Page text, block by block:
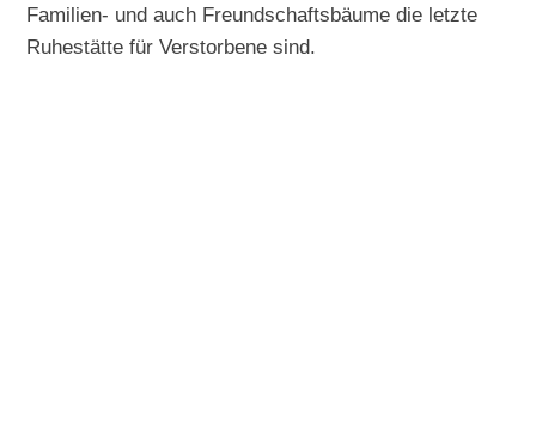
Familien- und auch Freundschaftsbäume die letzte
Ruhestätte für Verstorbene sind.